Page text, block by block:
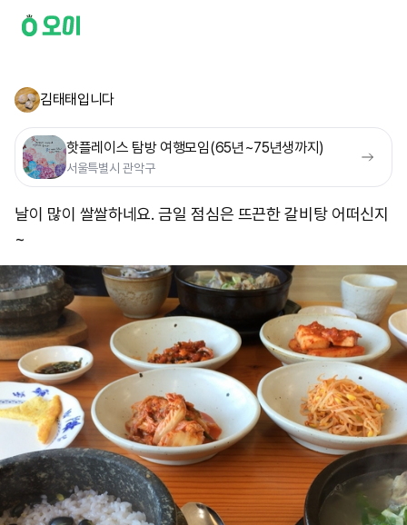
김태태입니다
핫플레이스 탐방 여행모임(65년~75년생까지)
서울특별시 관악구
날이 많이 쌀쌀하네요. 금일 점심은 뜨끈한 갈비탕 어떠신지
~